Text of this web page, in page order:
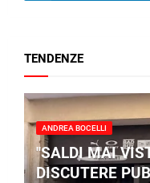
TENDENZE
ANDREA BOCELLI
"SALDI MAI
DISCUTERE